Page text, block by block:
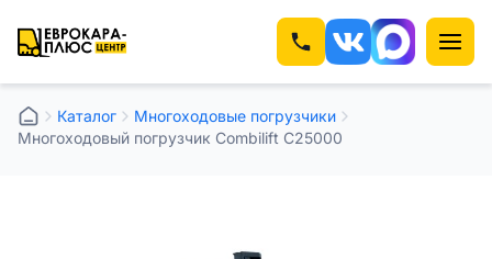
Каталог
Многоходовые погрузчики
Многоходовый погрузчик Combilift C25000